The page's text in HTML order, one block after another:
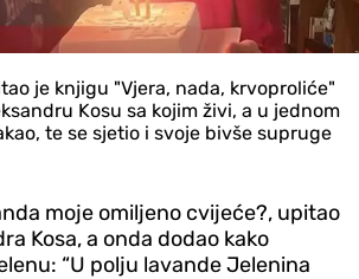
je knjigu "Vjera, nada, krvoproliće"
Kosu sa kojim živi, a u jednom
te se sjetio i svoje bivše supruge
moje omiljeno cvijeće?, upitao
Kosa, a onda dodao kako
“U polju lavande Jelenina